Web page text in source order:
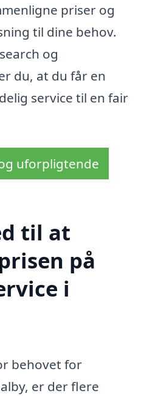
priser og
til dine behov.
og
du, at du får en
service til en fair
uforpligtende
til at
på
i
behovet for
er der flere